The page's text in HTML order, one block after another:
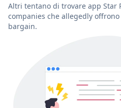
Altri tentano di trovare app Star
companies che allegedly
bargain.